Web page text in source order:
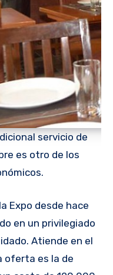
servicio de
es otro de los
Expo desde hace
en un privilegiado
Atiende en el
oferta es la de